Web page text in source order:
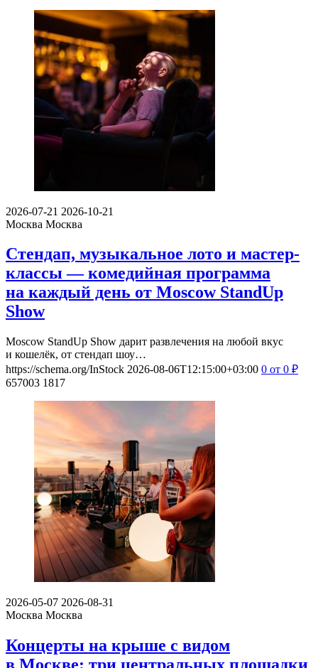
2026-07-21 2026-10-21
Москва Москва
Стендап, музыкальное лото и мастер-
классы — комедийная программа
на каждый день от Moscow StandUp
Show
Moscow StandUp Show дарит развлечения на любой вкус
и кошелёк, от стендап шоу…
https://schema.org/InStock 2026-08-06T12:15:00+03:00 0 от 0 ₽
657003 1817
2026-05-07 2026-08-31
Москва Москва
Концерты на крыше с видом